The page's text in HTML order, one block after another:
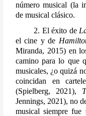
número musical (la
de musical clásico.
        2. El éxito de
el cine y de
Miranda, 2015) en
camino para lo que
musicales, ¿o quizá
coincidan en
(Spielberg, 2021),
Jennings, 2021), no
musical siempre